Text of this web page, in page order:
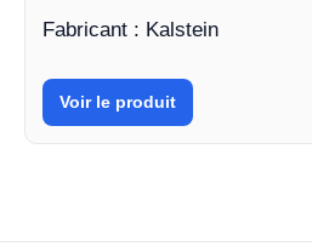
Fabricant : Kalstein
Voir le produit